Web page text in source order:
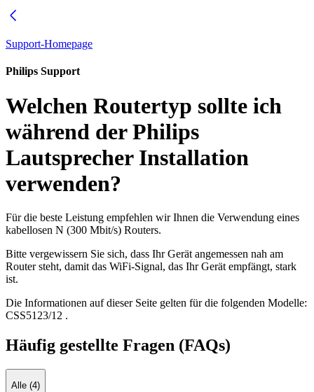
Support-Homepage
Philips Support
Welchen Routertyp sollte ich
während der Philips
Lautsprecher Installation
verwenden?
Für die beste Leistung empfehlen wir Ihnen die Verwendung eines
kabellosen N (300 Mbit/s) Routers.
Bitte vergewissern Sie sich, dass Ihr Gerät angemessen nah am
Router steht, damit das WiFi-Signal, das Ihr Gerät empfängt, stark
ist.
Die Informationen auf dieser Seite gelten für die folgenden Modelle:
CSS5123/12 .
Häufig gestellte Fragen (FAQs)
Alle (4)